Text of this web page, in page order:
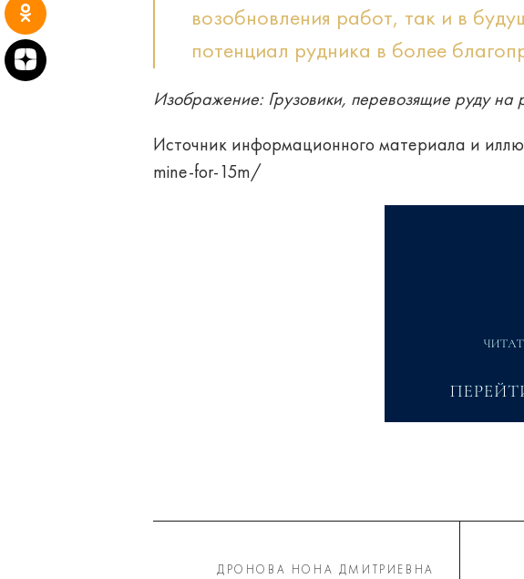
возобновления работ, так и в
потенциал рудника в более
Изображение: Грузовики, перевозящие руду на
Источник информационного материала и
mine-for-15m/
ДРОНОВА НОНА ДМИТРИЕВНА